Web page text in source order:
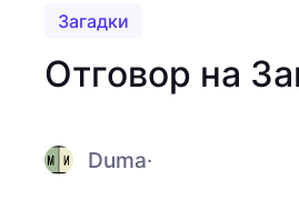
Загадки
Отговор на
Duma·